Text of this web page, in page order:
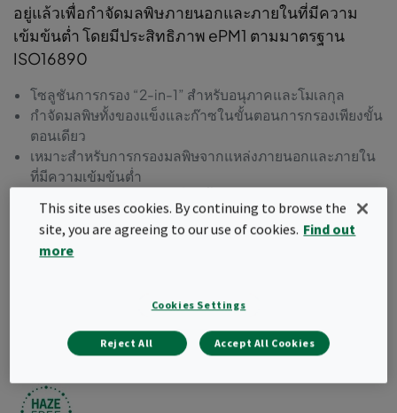
อยู่แล้วเพื่อกำจัดมลพิษภายนอกและภายในที่มีความ
เข้มข้นต่ำ โดยมีประสิทธิภาพ ePM1 ตามมาตรฐาน
ISO16890
โซลูชันการกรอง “2-in-1” สำหรับอนุภาคและโมเลกุล
กำจัดมลพิษทั้งของแข็งและก๊าซในขั้นตอนการกรองเพียงขั้น
ตอนเดียว
เหมาะสำหรับการกรองมลพิษจากแหล่งภายนอกและภายใน
ที่มีความเข้มข้นต่ำ
มีโครงกรอบพลาสติกสามารถเผาทำลายได้
จัดประเภทตามมาตรฐาน ISO 10121-3
This site uses cookies. By continuing to browse the
site, you are agreeing to our use of cookies. Find out
more
Cookies Settings
Reject All Accept All Cookies